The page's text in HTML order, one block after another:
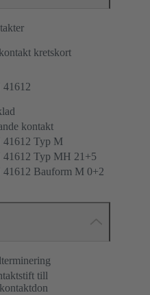
kretskort
kontakt
41612 Typ M
Typ MH 21+5
Bauform M 0+2
till